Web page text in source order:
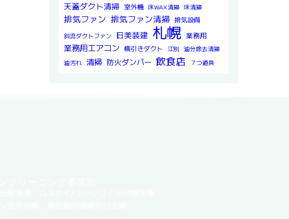
天蓋ダクト清掃 室外機 床WAX清掃 床清掃
排気ファン 排気ファン清掃 排気設備
斜流ダクトファン 日美装建 札幌 業務用
業務用エアコン 横引きダクト 江別 油分除去清掃
油汚れ 清掃 防火ダンパー 飲食店 ７つ道具